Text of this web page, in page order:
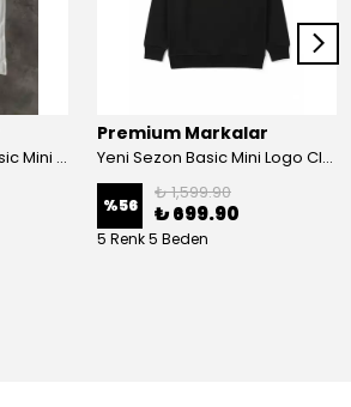
Yeni Sezon Classic Basic Mini Logo Pamuk Pike Polo Yaka
Premium Markalar
Yeni Sezon Basic Mini Logo Classic Sweatshirt
%56
₺ 1,599.90
₺ 699.90
5 Renk 5 Beden